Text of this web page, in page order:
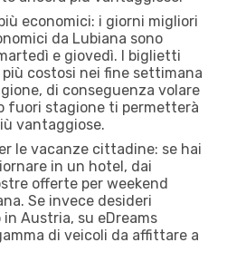
economici: i giorni migliori
da Lubiana sono
e giovedì. I biglietti
costosi nei fine settimana
di conseguenza volare
fuori stagione ti permetterà
vantaggiose.
le vacanze cittadine: se hai
in un hotel, dai
offerte per weekend
Se invece desideri
Austria, su eDreams
di veicoli da affittare a